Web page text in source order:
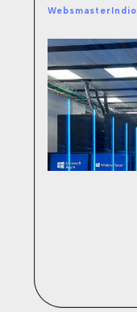
WebsmasterIndio